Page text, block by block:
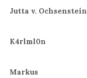
Jutta v. Ochsenstein
K4rlml0n
Markus